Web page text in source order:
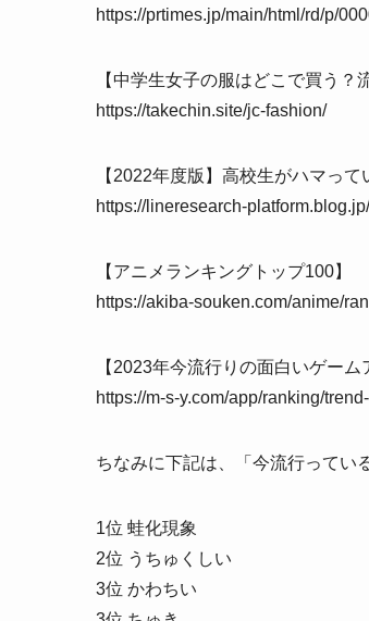
https://prtimes.jp/main/html/rd/p/
【中学生女子の服はどこで買う？
https://takechin.site/jc-fashion/
【2022年度版】高校生がハマっ
https://lineresearch-
【アニメランキングトップ100】
https://akiba-souken.com/anime/
【2023年今流行りの面白いゲー
https://m-s-y.com/app/ranking/
ちなみに下記は、「今流行ってい
1位 蛙化現象
2位 うちゅくしい
3位 かわちい